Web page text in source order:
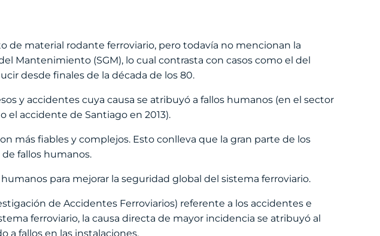
material rodante ferroviario, pero todavía no mencionan la
Mantenimiento (SGM), lo cual contrasta con casos como el del
desde finales de la década de los 80.
y accidentes cuya causa se atribuyó a fallos humanos (en el sector
el accidente de Santiago en 2013).
más fiables y complejos. Esto conlleva que la gran parte de los
fallos humanos.
para mejorar la seguridad global del sistema ferroviario.
de Accidentes Ferroviarios) referente a los accidentes e
ferroviario, la causa directa de mayor incidencia se atribuyó al
a fallos en las instalaciones.